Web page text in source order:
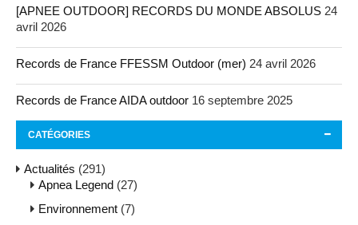
[APNEE OUTDOOR] RECORDS DU MONDE ABSOLUS 24
avril 2026
Records de France FFESSM Outdoor (mer) 24 avril 2026
Records de France AIDA outdoor 16 septembre 2025
CATÉGORIES
Actualités (291)
Apnea Legend (27)
Environnement (7)